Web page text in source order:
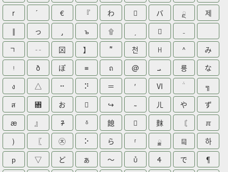
r
€ 『 わ  バ ྔ
제
‖
っ ъ ۩ 
₋
╌
龱 】 천 ꀿ ^
み
ᵎ
ð ぽ ≡ ถ @ ܝ 룡
な
ง
△ ⠒ ⠝ ＝ ′ Ⅵ
╗
ส
꧛ お  ↪ ㄦ や
ず
æ
』 ᮴ ᵟ 䭒  䴲 〘
ℼ
)
〖 ㉨ ⠕ ら ʳ ྍ ༕
하
р
▽ ど ぁ ～  Ꮞ で
¶